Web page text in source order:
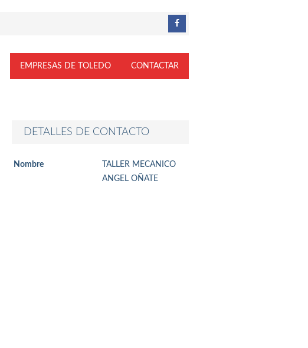
EMPRESAS DE TOLEDO CONTACTAR
DETALLES DE CONTACTO
Nombre
TALLER MECANICO
ANGEL OÑATE